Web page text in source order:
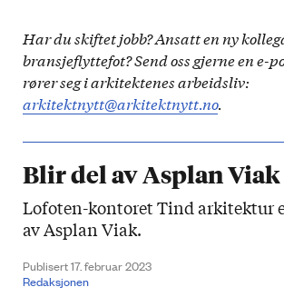
Har du skiftet jobb? Ansatt en ny
bransjeflyttefot? Send oss gjerne en e-
rører seg i arkitektenes arbeidsliv:
arkitektnytt@arkitektnytt.no.
Blir del av Asplan Viak
Lofoten-kontoret Tind arkitektur
av Asplan Viak.
Publisert 17. februar 2023
Redaksjonen